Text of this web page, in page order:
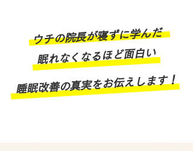
ウチの院長が寝ずに学んだ
眠れなくなるほど面白い
睡眠改善の真実をお伝えします！